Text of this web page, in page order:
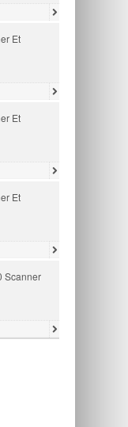
Et
Et
Et
Scanner